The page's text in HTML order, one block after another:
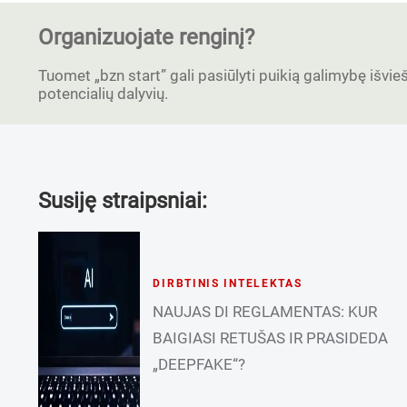
Organizuojate renginį?
Tuomet „bzn start” gali pasiūlyti puikią galimybę
potencialių dalyvių.
Susiję straipsniai:
DIRBTINIS INTELEKTAS
NAUJAS DI REGLAMENTAS: KUR
BAIGIASI RETUŠAS IR PRASIDEDA
„DEEPFAKE“?